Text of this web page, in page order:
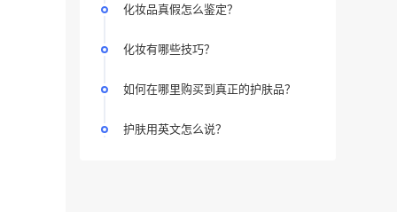
化妆品真假怎么鉴定？
化妆有哪些技巧？
如何在哪里购买到真正的护肤品？
护肤用英文怎么说？